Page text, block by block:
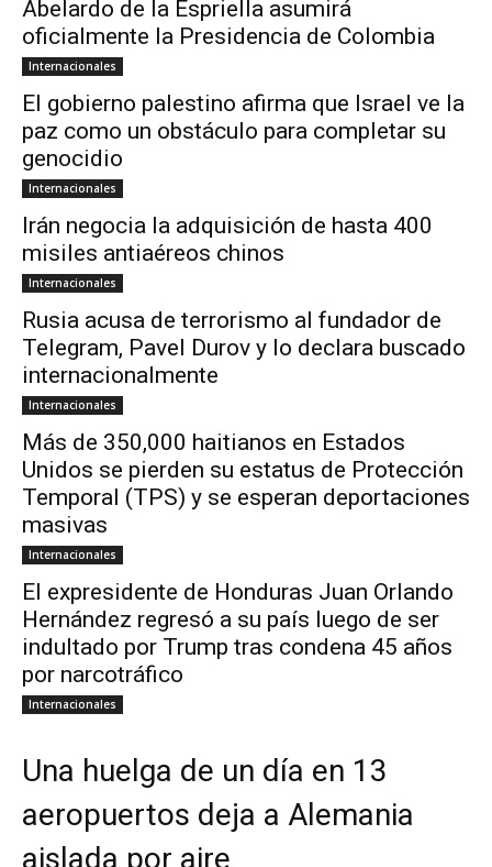
Abelardo de la Espriella asumirá
oficialmente la Presidencia de Colombia
Internacionales
El gobierno palestino afirma que Israel ve la
paz como un obstáculo para completar su
genocidio
Internacionales
Irán negocia la adquisición de hasta 400
misiles antiaéreos chinos
Internacionales
Rusia acusa de terrorismo al fundador de
Telegram, Pavel Durov y lo declara buscado
internacionalmente
Internacionales
Más de 350,000 haitianos en Estados
Unidos se pierden su estatus de Protección
Temporal (TPS) y se esperan deportaciones
masivas
Internacionales
El expresidente de Honduras Juan Orlando
Hernández regresó a su país luego de ser
indultado por Trump tras condena 45 años
por narcotráfico
Internacionales
Una huelga de un día en 13
aeropuertos deja a Alemania
aislada por aire